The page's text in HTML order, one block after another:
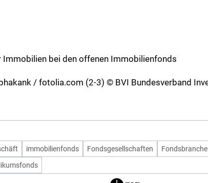
Immobilien bei den offenen Immobilienfonds
/ fotolia.com (2-3) © BVI Bundesverband
immobilienfonds Fondsgesellschaften
Fondsbranche